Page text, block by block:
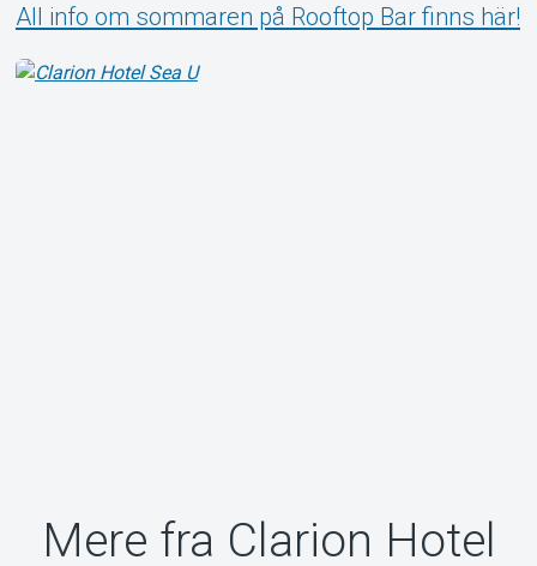
All info om sommaren på Rooftop Bar finns här!
Mere fra Clarion Hotel